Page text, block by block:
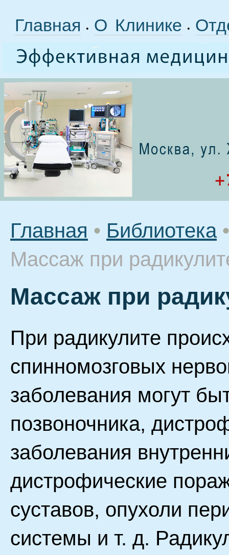
Главная • О Клинике •
Главная • Библиотека •
Массаж при
Массаж при
При радикулите
спинномозговых
заболевания могут
позвоночника,
заболевания
дистрофические
суставов, опухоли
системы и т. д.